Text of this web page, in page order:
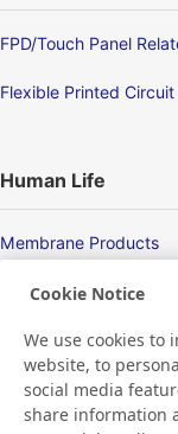
FPD/Touch Panel
Flexible Printed
Human Life
Membrane Products
Medical Products
Hygiene
New Products/
Cookie Notice
We use cookies to
website, to
social media
share information